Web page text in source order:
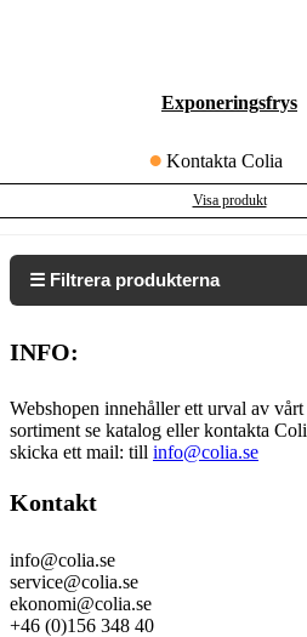
Exponeringsfrys
Kontakta Colia
Visa produkt
☰ Filtrera produkterna
INFO:
Webshopen innehåller ett urval av
sortiment se katalog eller kontakta
skicka ett mail: till info@colia.se
Kontakt
info@colia.se
service@colia.se
ekonomi@colia.se
+46 (0)156 348 40